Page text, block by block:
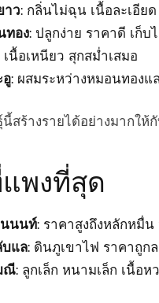
าว: กลิ่นไม่ฉุน เนื้อละเอีย
ทอง: ปลูกง่าย ราคาดี เก็บ
เนื้อเหนียว สุกสม่ำเสมอ
อู: ผสมระหว่างหมอนทอง
สร้างรายได้อย่างมากให้
พงที่สุด
นนนท์: ราคาสูงถึงหลักหมื่น
บแล: ดินภูเขาไฟ ราคาถูก
ณี: ลูกเล็ก หนามเล็ก เนื้อ